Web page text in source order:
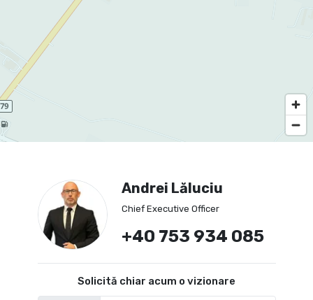
Andrei Lăluciu
Chief Executive Officer
+40 753 934 085
Solicită chiar acum o vizionare